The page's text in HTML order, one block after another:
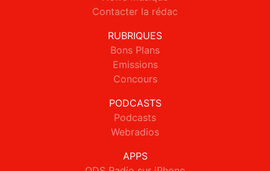
Contacter la rédac
RUBRIQUES
Bons Plans
Emissions
Concours
PODCASTS
Podcasts
Webradios
APPS